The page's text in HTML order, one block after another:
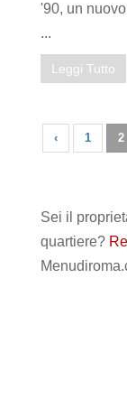
'90, un
...
Leggi Tutto
‹ 1 2
Sei il
quartiere?